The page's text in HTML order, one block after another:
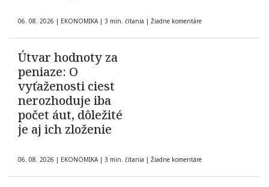
06. 08. 2026 | EKONOMIKA | 3 min. čítania | Žiadne komentáre
Útvar hodnoty za
peniaze: O
vyťaženosti ciest
nerozhoduje iba
počet áut, dôležité
je aj ich zloženie
06. 08. 2026 | EKONOMIKA | 3 min. čítania | Žiadne komentáre